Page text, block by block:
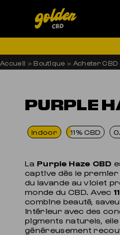
Accueil » Boutique » Acheter CBD
PURPLE
Indoor 11% CBD
La Purple Haze CBD
captive dès le
du lavande au violet
monde du CBD. Avec
combine beauté,
intérieur avec des
pigments naturels,
généreusement